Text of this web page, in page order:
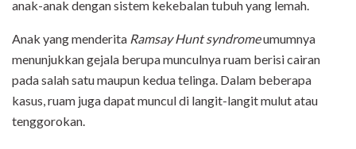
anak-anak dengan sistem kekebalan tubuh yang lemah.
Anak yang menderita Ramsay Hunt syndromeumumnya
menunjukkan gejala berupa munculnya ruam berisi cairan
pada salah satu maupun kedua telinga. Dalam beberapa
kasus, ruam juga dapat muncul di langit-langit mulut atau
tenggorokan.